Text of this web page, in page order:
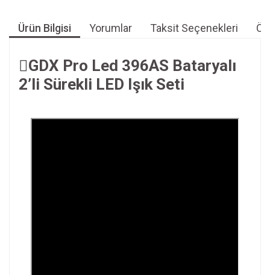
Ürün Bilgisi Yorumlar Taksit Seçenekleri
GDX Pro Led 396AS Bataryalı
2’li Sürekli LED Işık Seti